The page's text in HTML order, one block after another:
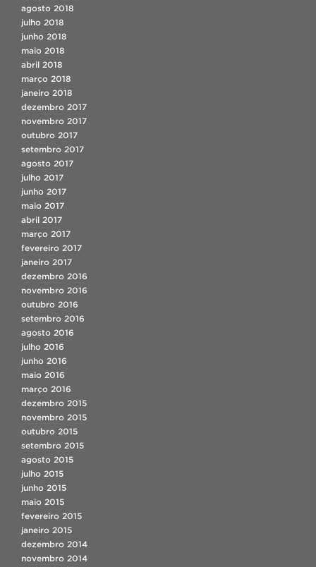
agosto 2018
julho 2018
junho 2018
maio 2018
abril 2018
março 2018
janeiro 2018
dezembro 2017
novembro 2017
outubro 2017
setembro 2017
agosto 2017
julho 2017
junho 2017
maio 2017
abril 2017
março 2017
fevereiro 2017
janeiro 2017
dezembro 2016
novembro 2016
outubro 2016
setembro 2016
agosto 2016
julho 2016
junho 2016
maio 2016
março 2016
dezembro 2015
novembro 2015
outubro 2015
setembro 2015
agosto 2015
julho 2015
junho 2015
maio 2015
fevereiro 2015
janeiro 2015
dezembro 2014
novembro 2014